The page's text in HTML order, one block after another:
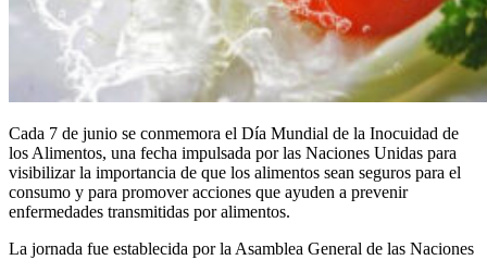
Cada 7 de junio se conmemora el Día Mundial de la Inocuidad de
los Alimentos, una fecha impulsada por las Naciones Unidas para
visibilizar la importancia de que los alimentos sean seguros para el
consumo y para promover acciones que ayuden a prevenir
enfermedades transmitidas por alimentos.
La jornada fue establecida por la Asamblea General de las Naciones